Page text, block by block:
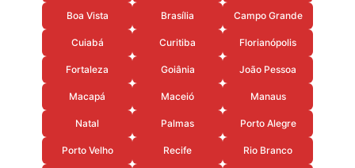
Boa Vista Brasília Campo Grande
Cuiabá Curitiba Florianópolis
Fortaleza Goiânia João Pessoa
Macapá Maceió Manaus
Natal Palmas Porto Alegre
Porto Velho Recife Rio Branco